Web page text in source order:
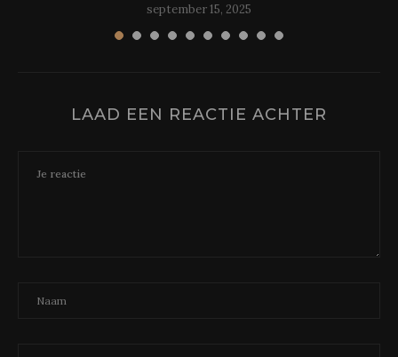
september 15, 2025
LAAD EEN REACTIE ACHTER